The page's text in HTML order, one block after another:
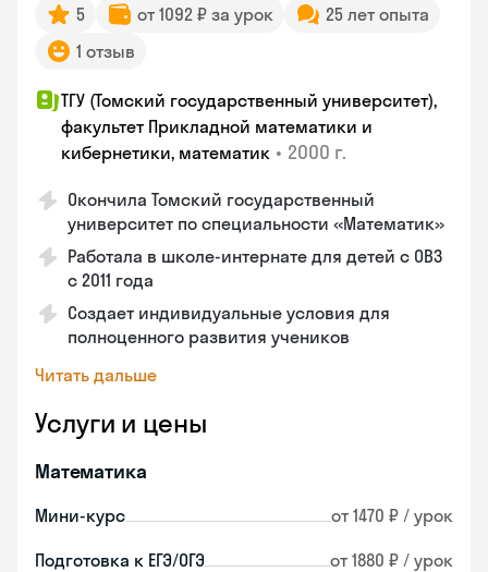
5 от 1092 ₽ за урок
25 лет опыта
1 отзыв
ТГУ (Томский государственный университет),
факультет Прикладной математики и
кибернетики, математик • 2000 г.
Окончила Томский государственный
университет по специальности «Математик»
Работала в школе-интернате для детей с ОВЗ
с 2011 года
Создает индивидуальные условия для
полноценного развития учеников
Читать дальше
Услуги и цены
Математика
Мини-курс от 1470 ₽ / урок
Подготовка к ЕГЭ/ОГЭ от 1880 ₽ / урок